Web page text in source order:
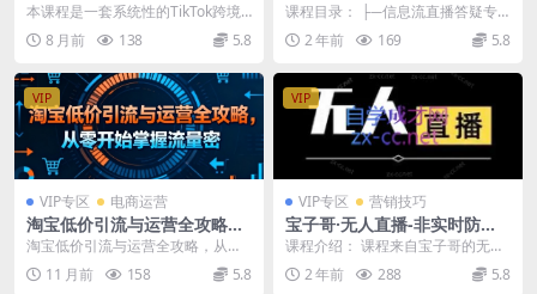
营、直播带货、广告投流，打
通全链路盈利闭环
本课程是一套系统性的TikTok跨境
电商全链路实战教程，旨在帮助学
员从零开始打通...
8 月前 138 5.8
(更新12月)
课程目录： ├─信息流直播答疑专
栏 │ 01.2月份 上 直播答疑专场 │ 0
2... 2 年前 169 5.8
VIP
VIP专区 电商运营
淘宝低价引流与运营全攻略，
从零开始掌握流量密码
淘宝低价引流与运营全攻略，从零
开始掌握流量密码 课程介绍： 本课
程聚焦淘宝运营核...
11 月前 158 5.8
VIP
VIP专区 营销技巧
宝子哥·无人直播-非实时防风
技术(更新9月)
课程介绍： 课程来自宝子哥的无人
直播课程，非实时防风技术，无人
半无人直播。 视频...
2 年前 288 5.8